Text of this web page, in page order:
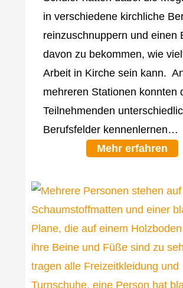
in verschiedene kirchliche
reinzuschnuppern und einen
davon zu bekommen, wie
Arbeit in Kirche sein kann.
mehreren Stationen konnten
Teilnehmenden
Berufsfelder kennenlernen…
Mehr erfahren